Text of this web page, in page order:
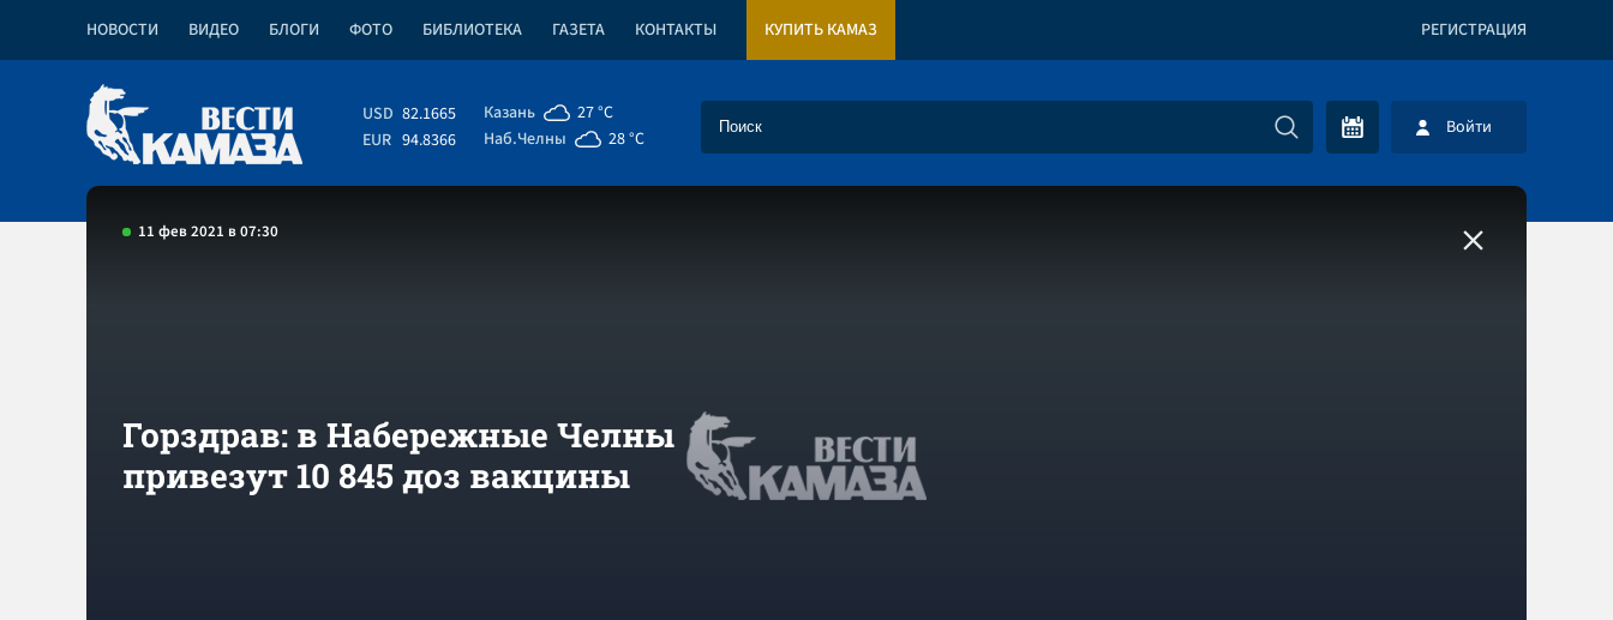
НОВОСТИ ВИДЕО БЛОГИ ФОТО БИБЛИОТЕКА ГАЗЕТА КОНТАКТЫ КУПИТЬ КАМАЗ РЕГИСТРАЦИЯ
USD 82.1665
EUR 94.8366
Казань
27 °C
Наб.Челны
28 °C Войти
11 фев 2021 в 07:30
Горздрав: в Набережные Челны
привезут 10 845 доз вакцины